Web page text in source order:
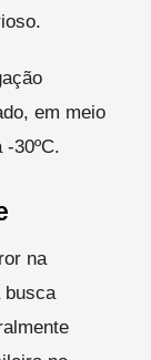
em meio
30ºC.
na
busca